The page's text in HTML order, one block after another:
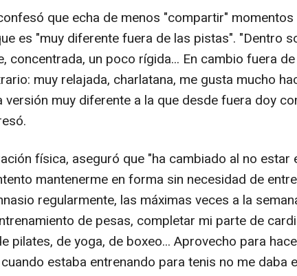
que echa de menos "compartir"
es "muy diferente fuera de las pistas". "Dentro
concentrada, un poco rígida... En cambio fuera
muy relajada, charlatana, me gusta mucho
versión muy diferente a la que desde fuera doy
física, aseguró que "ha cambiado al no estar
mantenerme en forma sin necesidad de
regularmente, las máximas veces a la
de pesas, completar mi parte de
pilates, de yoga, de boxeo... Aprovecho para
estaba entrenando para tenis no me daba